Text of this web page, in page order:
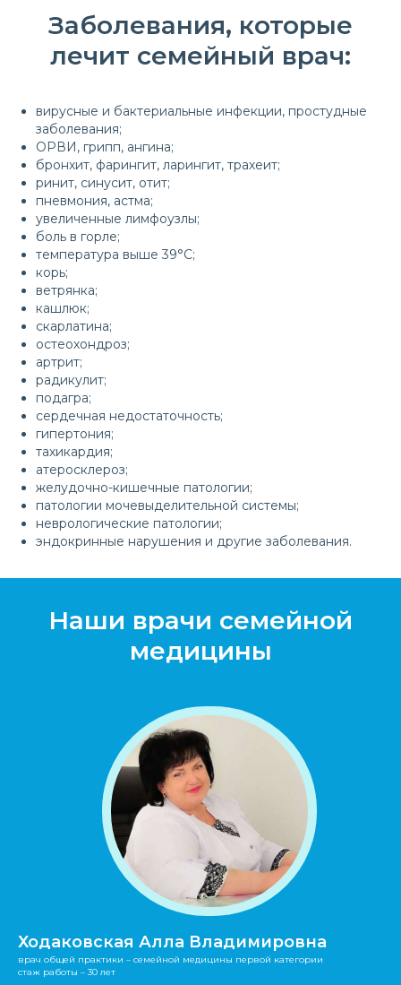
Заболевания, которые
лечит семейный врач:
вирусные и бактериальные инфекции, простудные
заболевания;
ОРВИ, грипп, ангина;
бронхит, фарингит, ларингит, трахеит;
ринит, синусит, отит;
пневмония, астма;
увеличенные лимфоузлы;
боль в горле;
температура выше 39°С;
корь;
ветрянка;
кашлюк;
скарлатина;
остеохондроз;
артрит;
радикулит;
подагра;
сердечная недостаточность;
гипертония;
тахикардия;
атеросклероз;
желудочно-кишечные патологии;
патологии мочевыделительной системы;
неврологические патологии;
эндокринные нарушения и другие заболевания.
Наши врачи семейной
медицины
Ходаковская Алла Владимировна
врач общей практики – семейной медицины первой категории
cтаж работы – 30 лет